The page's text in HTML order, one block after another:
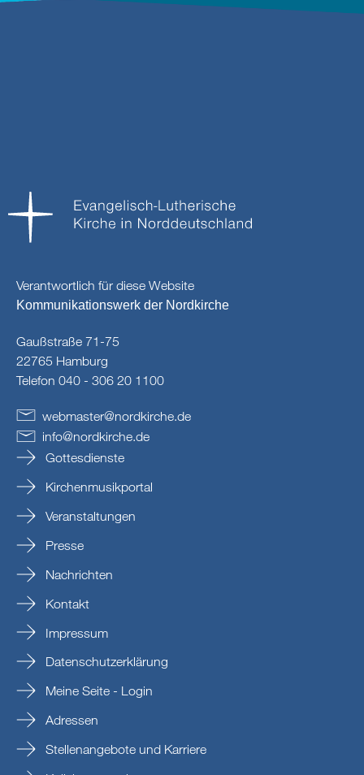
Verantwortlich für diese Website
Kommunikationswerk der Nordkirche
Gaußstraße 71-75
22765 Hamburg
Telefon 040 - 306 20 1100
webmaster@nordkirche de
info@nordkirche.de
Gottesdienste
Kirchenmusikportal
Veranstaltungen
Presse
Nachrichten
Kontakt
Impressum
Datenschutzerklärung
Meine Seite - Login
Adressen
Stellenangebote und Karriere